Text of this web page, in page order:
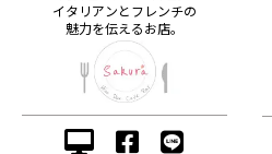
イタリアンとフレンチの
魅力を伝えるお店。